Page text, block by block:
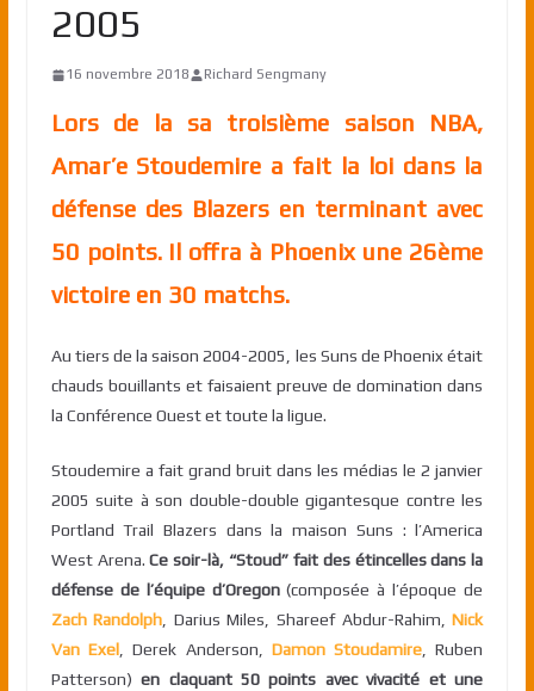
2005
16 novembre 2018 Richard Sengmany
Lors de la sa troisième saison NBA,
Amar’e Stoudemire a fait la loi dans la
défense des Blazers en terminant avec
50 points. Il offra à Phoenix une 26ème
victoire en 30 matchs.
Au tiers de la saison 2004-2005, les Suns de Phoenix était
chauds bouillants et faisaient preuve de domination dans
la Conférence Ouest et toute la ligue.
Stoudemire a fait grand bruit dans les médias le 2 janvier
2005 suite à son double-double gigantesque contre les
Portland Trail Blazers dans la maison Suns : l’America
West Arena.Ce soir-là, “Stoud” fait des étincelles dans la
défense de l’équipe d’Oregon(composée à l’époque de
Zach Randolph , Darius Miles, Shareef Abdur-Rahim,Nick
Van Exel, Derek Anderson, Damon Stoudamire , Ruben
Patterson) en claquant 50 points avec vivacité et une